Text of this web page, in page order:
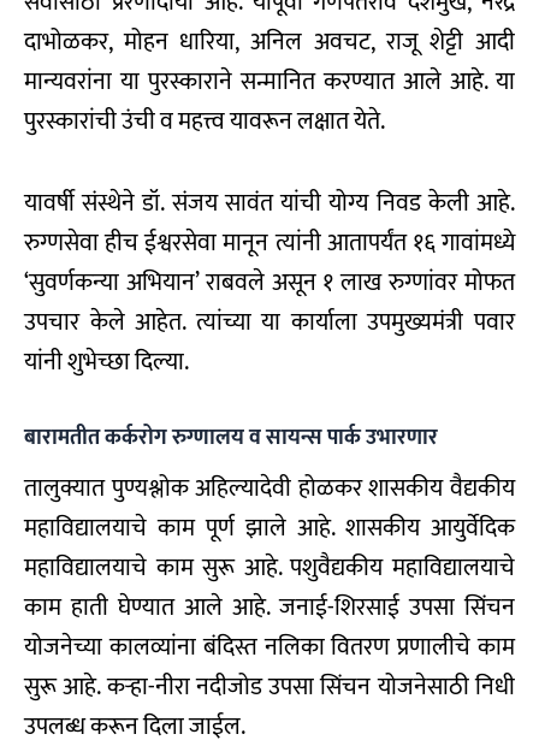
दाभोळकर, मोहन धारिया, अनिल अवचट, राजू शेट्टी आदी
मान्यवरांना या पुरस्काराने सन्मानित करण्यात आले आहे. या
पुरस्कारांची उंची व महत्त्व यावरून लक्षात येते.
यावर्षी संस्थेने डॉ. संजय सावंत यांची योग्य निवड केली आहे.
रुग्णसेवा हीच ईश्वरसेवा मानून त्यांनी आतापर्यंत १६ गावांमध्ये
‘सुवर्णकन्या अभियान’ राबवले असून १ लाख रुग्णांवर मोफत
उपचार केले आहेत. त्यांच्या या कार्याला उपमुख्यमंत्री पवार
यांनी शुभेच्छा दिल्या.
बारामतीत कर्करोग रुग्णालय व सायन्स पार्क उभारणार
तालुक्यात पुण्यश्लोक अहिल्यादेवी होळकर शासकीय वैद्यकीय
महाविद्यालयाचे काम पूर्ण झाले आहे. शासकीय आयुर्वेदिक
महाविद्यालयाचे काम सुरू आहे. पशुवैद्यकीय महाविद्यालयाचे
काम हाती घेण्यात आले आहे. जनाई-शिरसाई उपसा सिंचन
योजनेच्या कालव्यांना बंदिस्त नलिका वितरण प्रणालीचे काम
सुरू आहे. कऱ्हा-नीरा नदीजोड उपसा सिंचन योजनेसाठी निधी
उपलब्ध करून दिला जाईल.